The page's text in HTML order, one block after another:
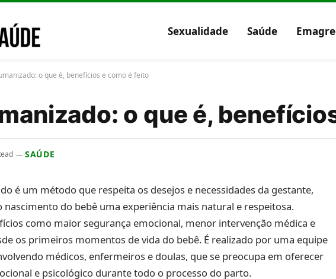
Sexualidade Saúde
o que é, benefícios e como é feito
o que é,
SAÚDE
é um método que respeita os desejos e necessidades da gestante,
do bebê uma experiência mais natural e respeitosa.
como maior segurança emocional, menor intervenção médica e
os primeiros momentos de vida do bebê. É realizado por uma equipe
médicos, enfermeiros e doulas, que se preocupa em oferecer
e psicológico durante todo o processo do parto.